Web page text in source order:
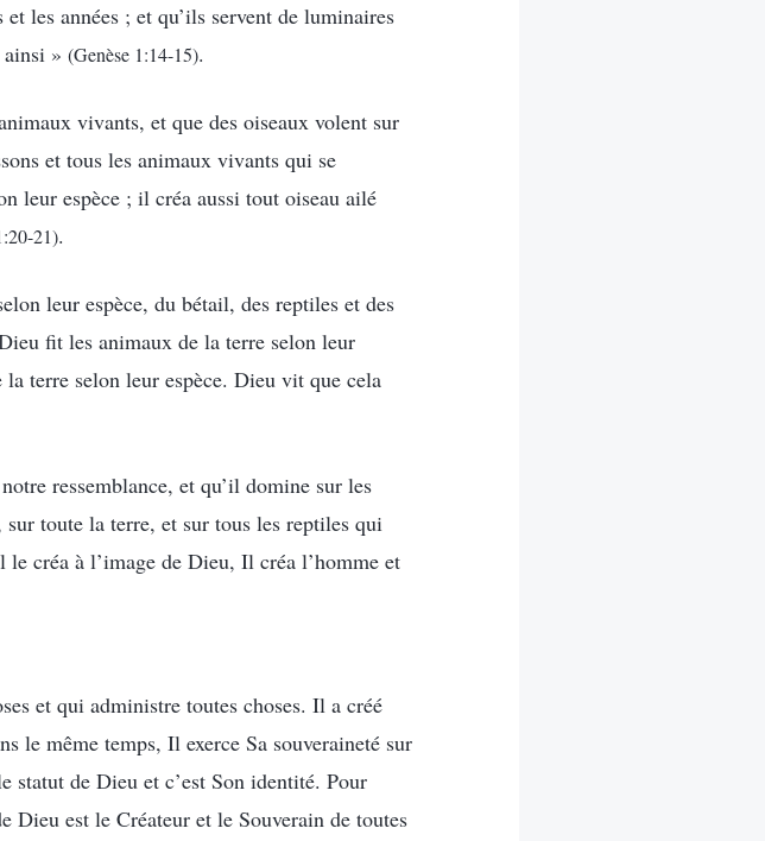
les années ; et qu’ils servent de luminaires
» (Genèse 1:14-15).
vivants, et que des oiseaux volent sur
et tous les animaux vivants qui se
leur espèce ; il créa aussi tout oiseau ailé
21).
leur espèce, du bétail, des reptiles et des
fit les animaux de la terre selon leur
terre selon leur espèce. Dieu vit que cela
ressemblance, et qu’il domine sur les
toute la terre, et sur tous les reptiles qui
créa à l’image de Dieu, Il créa l’homme et
et qui administre toutes choses. Il a créé
le même temps, Il exerce Sa souveraineté sur
statut de Dieu et c’est Son identité. Pour
Dieu est le Créateur et le Souverain de toutes